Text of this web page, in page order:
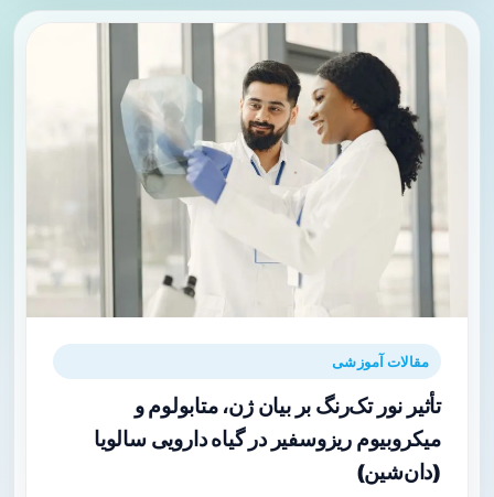
مقالات آموزشی
تأثیر نور تک‌رنگ بر بیان ژن، متابولوم و
میکروبیوم ریزوسفیر در گیاه دارویی سالویا
(دان‌شین)